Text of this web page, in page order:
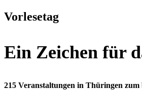
Vorlesetag
Ein Zeichen für
215 Veranstaltungen in Thüringen